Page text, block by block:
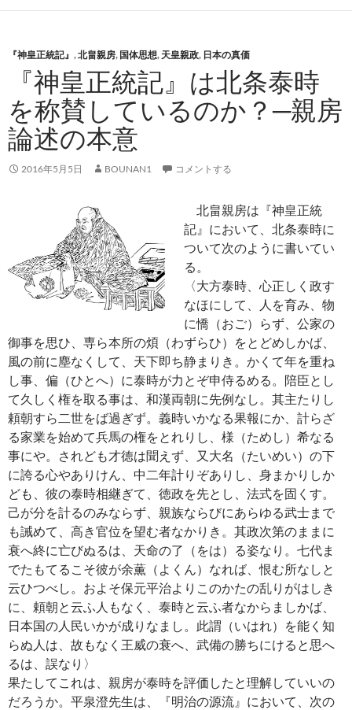
『神皇正統記』 ,北畠親房, 国体思想, 天皇親政, 日本の真価
『神皇正統記』は北条泰時
を称賛しているのか？─親房
論述の本意
2016年5月5日 BOUNAN1 コメントする
北畠親房は『神皇正統
記』において、北条泰時に
ついて次のように書いてい
る。
〈大方泰時、心正しく政す
なほにして、人を育み、物
に憍（おご）らず、公家の
御事を思ひ、専ら本所の煩（わずらひ）をとどめしかば、
風の前に塵なくして、天下即ち静まりき。かくて年を重ね
し事、偏（ひとへ）に泰時が力とぞ申侍るめる。陪臣とし
て久しく権を取る事は、和漢両朝に先例なし。其主たりし
頼朝すら二世をば過ぎず。義時いかなる果報にか、計らざ
る家業を始めて兵馬の権をとれりし、様（ためし）希なる
事にや。されども才徳は聞えず、又大名（たいめい）の下
に誇る心やありけん、中二年計りぞありし、身まかりしか
ども、彼の泰時相継ぎて、徳政を先とし、法式を固くす。
己が分を計るのみならず、親族ならびにあらゆる武士まで
も誡めて、高き官位を望む者なかりき。其政次第のままに
衰へ終に亡びぬるは、天命の了（をは）る姿なり。七代ま
でたもてるこそ彼が余薫（よくん）なれば、恨む所なしと
云ひつべし。およそ保元平治よりこのかたの乱りがはしき
に、頼朝と云ふ人もなく、泰時と云ふ者なからましかば、
日本国の人民いかが成りなまし。此謂（いはれ）を能く知
らぬ人は、故もなく王威の衰へ、武備の勝ちにけると思へ
るは、誤なり〉
果たしてこれは、親房が泰時を評価したと理解していいの
だろうか。平泉澄先生は、『明治の源流』において、次の